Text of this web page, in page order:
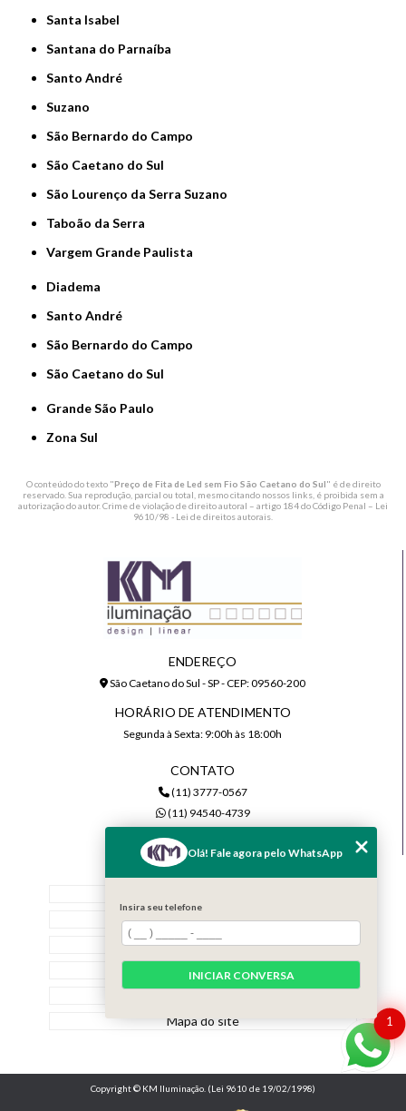
Santa Isabel
Santana do Parnaíba
Santo André
Suzano
São Bernardo do Campo
São Caetano do Sul
São Lourenço da Serra Suzano
Taboão da Serra
Vargem Grande Paulista
Diadema
Santo André
São Bernardo do Campo
São Caetano do Sul
Grande São Paulo
Zona Sul
O conteúdo do texto "Preço de Fita de Led sem Fio São Caetano do Sul" é de direito
reservado. Sua reprodução, parcial ou total, mesmo citando nossos links, é proibida sem a
autorização do autor. Crime de violação de direito autoral – artigo 184 do Código Penal – Lei
9610/98 - Lei de direitos autorais
ENDEREÇO
São Caetano do Sul - SP - CEP: 09560-200
HORÁRIO DE ATENDIMENTO
Segunda à Sexta: 9:00h às 18:00h
CONTATO
(11) 3777-0567
(11) 94540-4739
Quem Somos
Serviços
Contato
Mapa do site
Copyright © KM Iluminação. (Lei 9610 de 19/02/1998)
1
Olá! Fale agora pelo WhatsApp
Insira seu telefone
INICIAR CONVERSA